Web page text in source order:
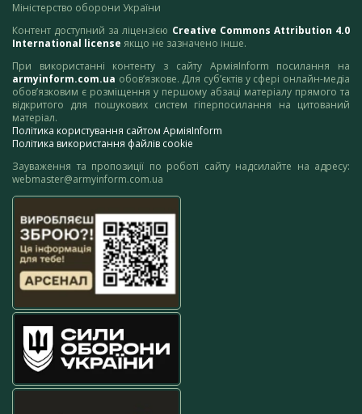
Міністерство оборони України
Контент доступний за ліцензією Creative Commons Attribution 4.0
International license якщо не зазначено інше.
При використанні контенту з сайту АрміяInform посилання на
armyinform.com.ua обов’язкове. Для суб’єктів у сфері онлайн-медіа
обов’язковим є розміщення у першому абзаці матеріалу прямого та
відкритого для пошукових систем гіперпосилання на цитований
матеріал.
Політика користування сайтом АрміяInform
Політика використання файлів cookie
Зауваження та пропозиції по роботі сайту надсилайте на адресу:
webmaster@armyinform.com.ua